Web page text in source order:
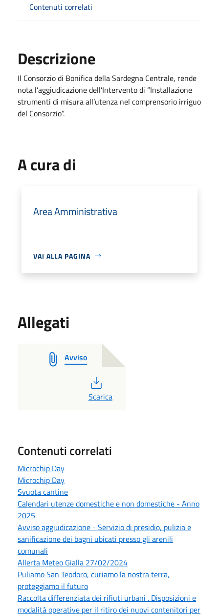
Contenuti correlati
Descrizione
Il Consorzio di Bonifica della Sardegna Centrale, rende
nota l’aggiudicazione dell’Intervento di “Installazione
strumenti di misura all’utenza nel comprensorio irriguo
del Consorzio”.
A cura di
Area Amministrativa
VAI ALLA PAGINA
Allegati
Avviso
PDF
Scarica
Contenuti correlati
Microchip Day
Microchip Day
Svuota cantine
Calendari utenze domestiche e non domestiche - Anno
2025
Avviso aggiudicazione - Servizio di presidio, pulizia e
sanificazione dei bagni ubicati presso gli arenili
comunali
Allerta Meteo Gialla 27/02/2024
Puliamo San Teodoro, curiamo la nostra terra,
proteggiamo il futuro
Raccolta differenziata dei rifiuti urbani . Disposizioni e
modalità operative per il ritiro dei nuovi contenitori per